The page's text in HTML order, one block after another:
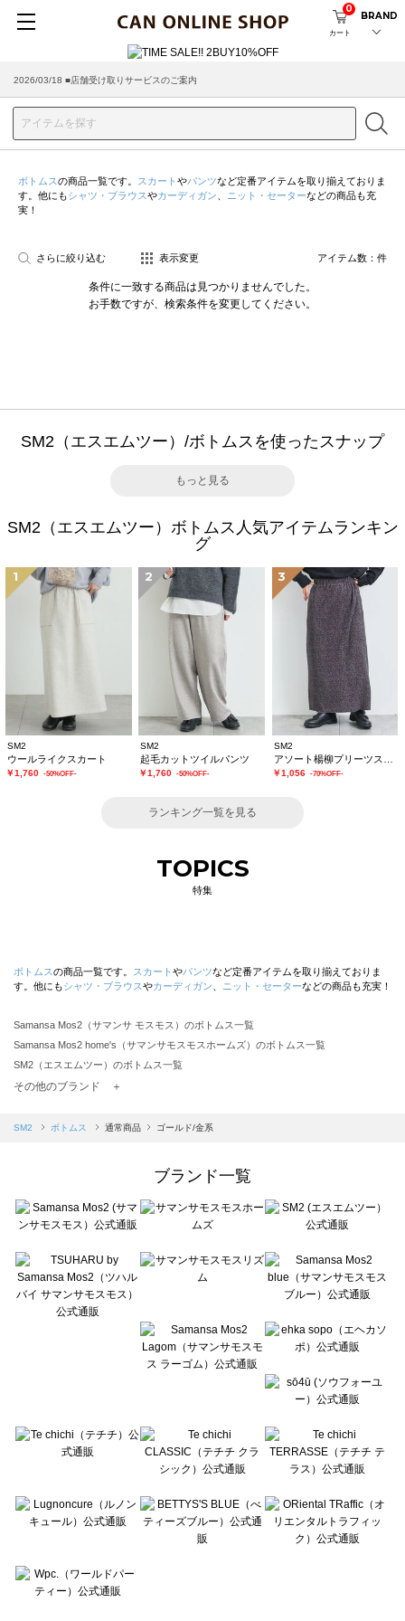
カート
0
BRAND
2026/08/04 ■8/13(木)AM2:00～サイトメンテナンス実施のお知らせ
2026/03/18 ■店舗受け取りサービスのご案内
ボトムスの商品一覧です。 スカート やパンツなど定番アイテムを取り揃えておりま
す。他にもシャツ・ブラウスやカーディガン ニット・セーターなどの商品も充
実！
さらに絞り込む 表示変更 アイテム数： 件
条件に一致する商品は見つかりませんでした。
お手数ですが、検索条件を変更してください。
SM2（エスエムツー）/ボトムスを使ったスナップ
もっと見る
SM2（エスエムツー）ボトムス人気アイテムランキン
グ
1
SM2
ウールライクスカート
￥1,760 -50%OFF-
2
SM2
起毛カットツイルパンツ
￥1,760 -50%OFF-
3
SM2
￥1,056 -70%OFF-
ランキング一覧を見る
TOPICS
特集
ボトムスの商品一覧です。 スカート やパンツなど定番アイテムを取り揃えておりま
す。他にもシャツ・ブラウスやカーディガン ニット・セーターなどの商品も充実！
Samansa Mos2（サマンサ モスモス）のボトムス一覧
Samansa Mos2 home's（サマンサモスモスホームズ）のボトムス一覧
SM2（エスエムツー）のボトムス一覧
TSUHARU by Samansa Mos2（ツハルバイサマンサモスモス）のボトムス一覧
Samansa Mos2 blue（サマンサモスモス ブルー）のボトムス一覧
sō4ū（ソウフォーユー）のボトムス一覧
Te chichi（テチチ）のボトムス一覧
Te chichi CLASSIC（テチチ クラシック）のボトムス一覧
Lugnoncure（ルノンキュール）のボトムス一覧
BETTY'S BLUE（べティーズブルー）のボトムス一覧
Wpc.（ワールドパーティー）のボトムス一覧
その他のブランド ＋
SM2 ボトムス 通常商品 ゴールド/金系
ブランド一覧